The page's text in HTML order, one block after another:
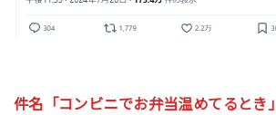
件名「コンビニでお弁当温めてるとき」